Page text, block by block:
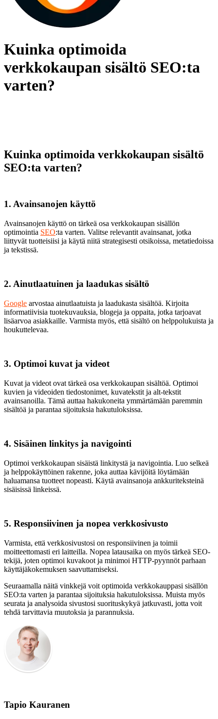
Kuinka optimoida
verkkokaupan sisältö SEO:ta
varten?
Kuinka optimoida verkkokaupan sisältö
SEO:ta varten?
1. Avainsanojen käyttö
Avainsanojen käyttö on tärkeä osa verkkokaupan sisällön
optimointia SEO:ta varten. Valitse relevantit avainsanat, jotka
liittyvät tuotteisiisi ja käytä niitä strategisesti otsikoissa, metatiedoissa
ja tekstissä.
2. Ainutlaatuinen ja laadukas sisältö
Google arvostaa ainutlaatuista ja laadukasta sisältöä. Kirjoita
informatiivisia tuotekuvauksia, blogeja ja oppaita, jotka tarjoavat
lisäarvoa asiakkaille. Varmista myös, että sisältö on helppolukuista ja
houkuttelevaa.
3. Optimoi kuvat ja videot
Kuvat ja videot ovat tärkeä osa verkkokaupan sisältöä. Optimoi
kuvien ja videoiden tiedostonimet, kuvatekstit ja alt-tekstit
avainsanoilla. Tämä auttaa hakukoneita ymmärtämään paremmin
sisältöä ja parantaa sijoituksia hakutuloksissa.
4. Sisäinen linkitys ja navigointi
Optimoi verkkokaupan sisäistä linkitystä ja navigointia. Luo selkeä
ja helppokäyttöinen rakenne, joka auttaa kävijöitä löytämään
haluamansa tuotteet nopeasti. Käytä avainsanoja ankkuriteksteinä
sisäisissä linkeissä.
5. Responsiivinen ja nopea verkkosivusto
Varmista, että verkkosivustosi on responsiivinen ja toimii
moitteettomasti eri laitteilla. Nopea latausaika on myös tärkeä SEO-
tekijä, joten optimoi kuvakoot ja minimoi HTTP-pyynnöt parhaan
käyttäjäkokemuksen saavuttamiseksi.
Seuraamalla näitä vinkkejä voit optimoida verkkokauppasi sisällön
SEO:ta varten ja parantaa sijoituksia hakutuloksissa. Muista myös
seurata ja analysoida sivustosi suorituskykyä jatkuvasti, jotta voit
tehdä tarvittavia muutoksia ja parannuksia.
Tapio Kauranen